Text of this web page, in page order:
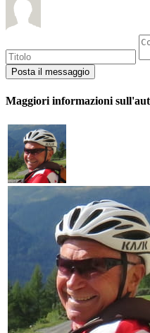
Maggiori informazioni